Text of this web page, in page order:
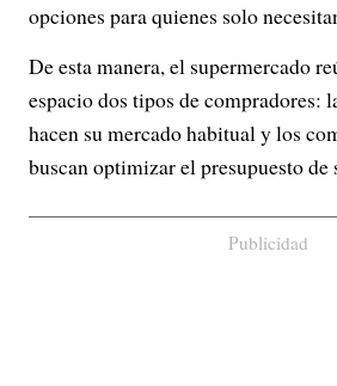
opciones para quienes solo
De esta manera, el supermercado
espacio dos tipos de compradores:
hacen su mercado habitual y los
buscan optimizar el presupuesto de
Publicidad